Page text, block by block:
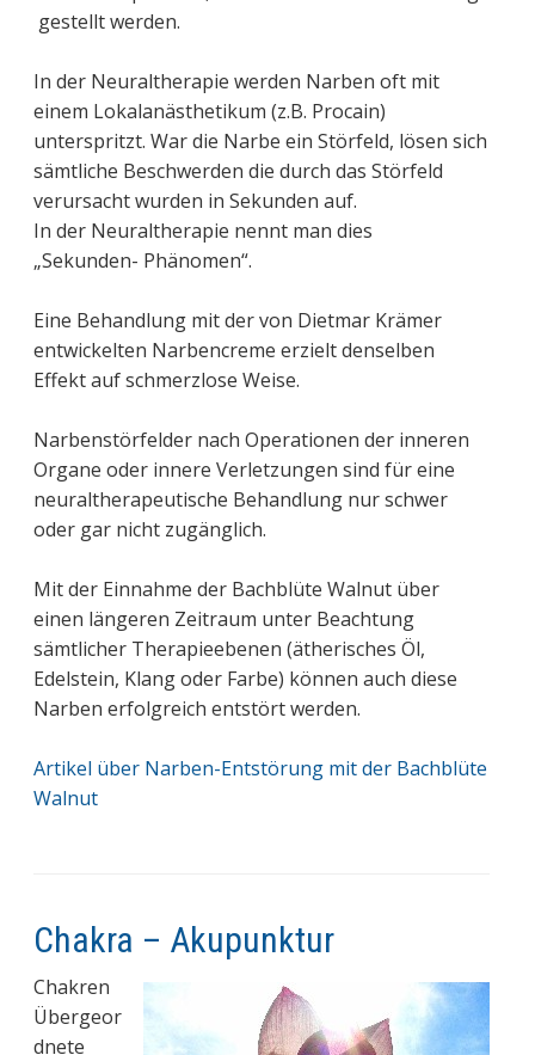
gestellt werden.
In der Neuraltherapie werden Narben oft mit
einem Lokalanästhetikum (z.B. Procain)
unterspritzt. War die Narbe ein Störfeld, lösen sich
sämtliche Beschwerden die durch das Störfeld
verursacht wurden in Sekunden auf.
In der Neuraltherapie nennt man dies
„Sekunden- Phänomen“.
Eine Behandlung mit der von Dietmar Krämer
entwickelten Narbencreme erzielt denselben
Effekt auf schmerzlose Weise.
Narbenstörfelder nach Operationen der inneren
Organe oder innere Verletzungen sind für eine
neuraltherapeutische Behandlung nur schwer
oder gar nicht zugänglich.
Mit der Einnahme der Bachblüte Walnut über
einen längeren Zeitraum unter Beachtung
sämtlicher Therapieebenen (ätherisches Öl,
Edelstein, Klang oder Farbe) können auch diese
Narben erfolgreich entstört werden.
Artikel über Narben-Entstörung mit der Bachblüte
Walnut
Chakra – Akupunktur
Chakren
Übergeor
dnete